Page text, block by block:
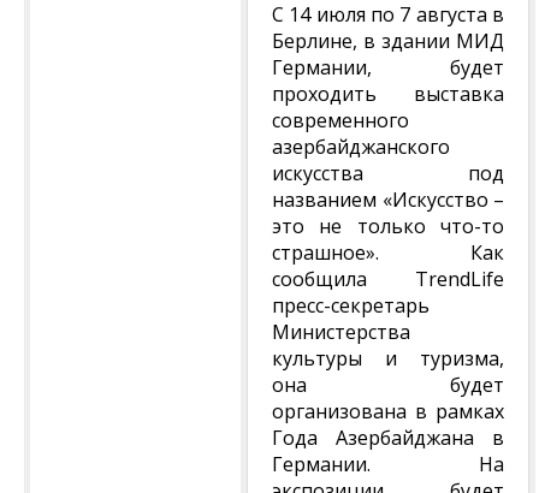
С 14 июля по 7 августа в
Берлине, в здании МИД
Германии, будет
проходить выставка
современного
азербайджанского
искусства под
названием «Искусство –
это не только что-то
страшное». Как
сообщила TrendLife
пресс-секретарь
Министерства
культуры и туризма,
она будет
организована в рамках
Года Азербайджана в
Германии. На